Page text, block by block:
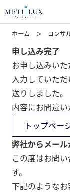
ホーム コンサ
申し込み完了
お申し込みいた
入力していた
送りしました。
内容にお間違い
トップペー
弊社からメー
この度はお問
す。
下記のような